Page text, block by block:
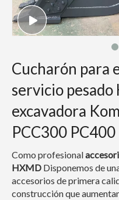
Cucharón para
servicio pesado
excavadora
PCC300 PC400
Como profesional
HXMD Disponemos de
accesorios de primera
construcción que